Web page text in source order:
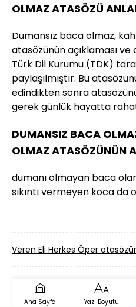
OLMAZ ATASÖZÜ
Dumansız baca olmaz,
atasözünün açıklaması ve
Türk Dil Kurumu (TDK)
paylaşılmıştır. Bu
edindikten sonra
gerek günlük hayatta
DUMANSIZ BACA
OLMAZ ATASÖZÜNÜN
dumanı olmayan baca
sıkıntı vermeyen koca da
Veren Eli Herkes Öper
Ana Sayfa Yazı Boyutu